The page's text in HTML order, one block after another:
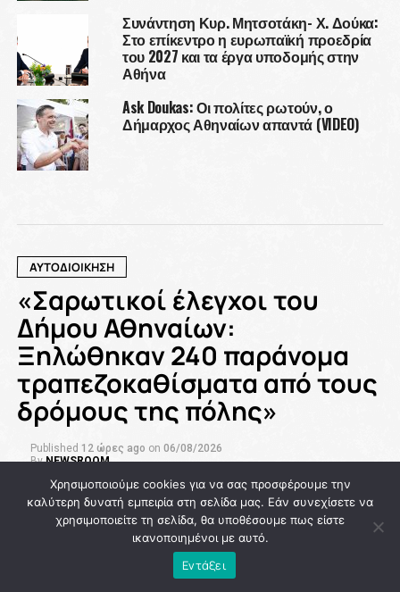
Συνάντηση Κυρ. Μητσοτάκη- Χ. Δούκα:
Στο επίκεντρο η ευρωπαϊκή προεδρία
του 2027 και τα έργα υποδομής στην
Αθήνα
Ask Doukas: Οι πολίτες ρωτούν, ο
Δήμαρχος Αθηναίων απαντά (VIDEO)
ΑΥΤΟΔΙΟΙΚΗΣΗ
«Σαρωτικοί έλεγχοι του
Δήμου Αθηναίων:
Ξηλώθηκαν 240 παράνομα
τραπεζοκαθίσματα από τους
δρόμους της πόλης»
Published 12 ώρες ago on 06/08/2026
By NEWSROOM
Χρησιμοποιούμε cookies για να σας προσφέρουμε την
καλύτερη δυνατή εμπειρία στη σελίδα μας. Εάν συνεχίσετε να
χρησιμοποιείτε τη σελίδα, θα υποθέσουμε πως είστε
ικανοποιημένοι με αυτό.
Εντάξει